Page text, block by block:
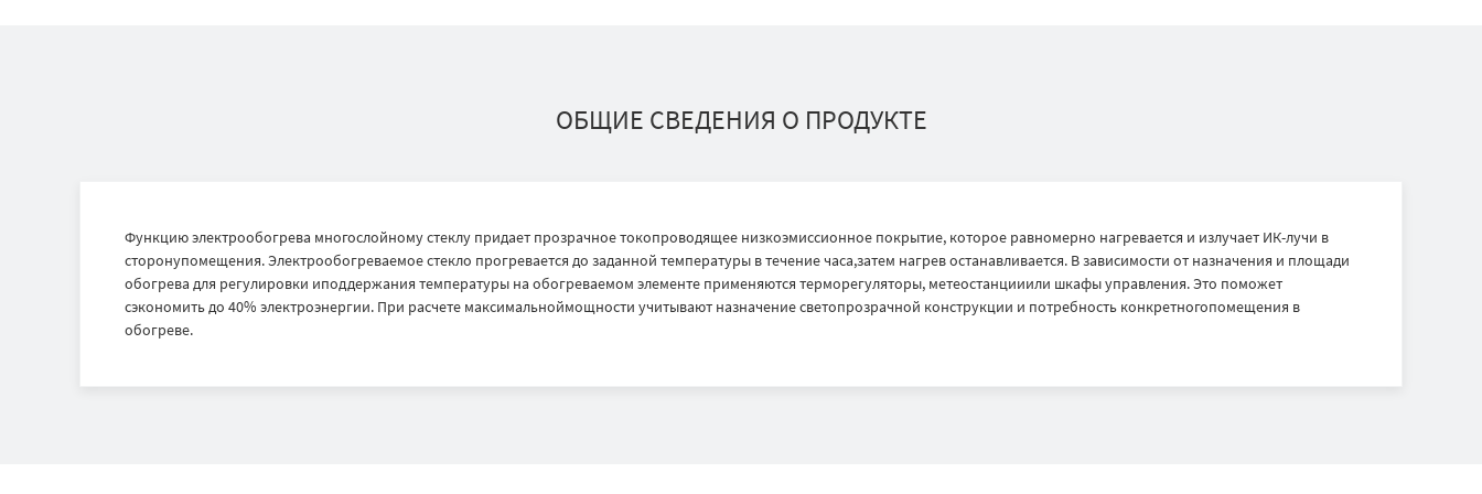
ОБЩИЕ СВЕДЕНИЯ О ПРОДУКТЕ
Функцию электрообогрева многослойному стеклу придает прозрачное токопроводящее низкоэмиссионное покрытие, которое равномерно нагревается и излучает ИК-лучи в
сторонупомещения. Электрообогреваемое стекло прогревается до заданной температуры в течение часа,затем нагрев останавливается. В зависимости от назначения и площади
обогрева для регулировки иподдержания температуры на обогреваемом элементе применяются терморегуляторы, метеостанцииили шкафы управления. Это поможет
сэкономить до 40% электроэнергии. При расчете максимальноймощности учитывают назначение светопрозрачной конструкции и потребность конкретногопомещения в
обогреве.